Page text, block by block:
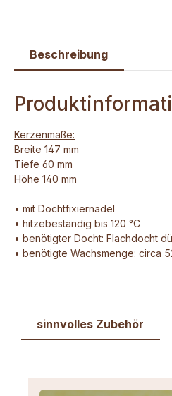
Beschreibung
Kerzenmaße:
Breite 147 mm
Tiefe 60 mm
Höhe 140 mm
• mit Dochtfixiernadel
• hitzebeständig bis 120 °C
• benötigter Docht: Flachdocht
• benötigte Wachsmenge: circa
sinnvolles Zubehör